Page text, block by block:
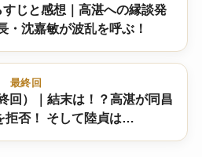
じと感想｜高湛への縁談発
・沈嘉敏が波乱を呼ぶ！
最終回
回）｜結末は！？高湛が同昌
拒否！ そして陸貞は…